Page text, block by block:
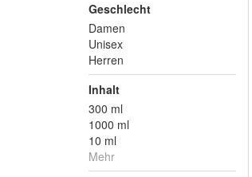
Geschlecht
Damen
Unisex
Herren
Inhalt
300 ml
1000 ml
10 ml
Mehr